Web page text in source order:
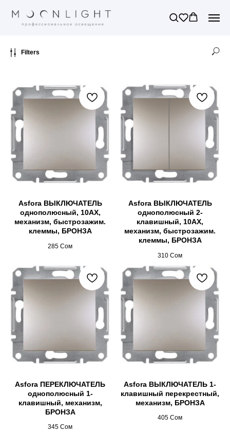
Filters
Asfora ВЫКЛЮЧАТЕЛЬ
однополюсный, 10AX,
механизм, быстрозажим.
клеммы, БРОНЗА
285 Сом
Asfora ВЫКЛЮЧАТЕЛЬ
однополюсный 2-
клавишный, 10AX,
механизм, быстрозажим.
клеммы, БРОНЗА
310 Сом
Asfora ПЕРЕКЛЮЧАТЕЛЬ
однополюсный 1-
клавишный, механизм,
БРОНЗА
345 Сом
Asfora ВЫКЛЮЧАТЕЛЬ 1-
клавишный перекрестный,
механизм, БРОНЗА
405 Сом